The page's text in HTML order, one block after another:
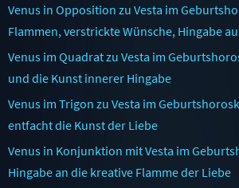
Venus in Opposition zu Vesta im
Flammen, verstrickte Wünsche, Hingabe
Venus im Quadrat zu Vesta im
und die Kunst innerer Hingabe
Venus im Trigon zu Vesta im
entfacht die Kunst der Liebe
Venus in Konjunktion mit Vesta im
Hingabe an die kreative Flamme der Liebe